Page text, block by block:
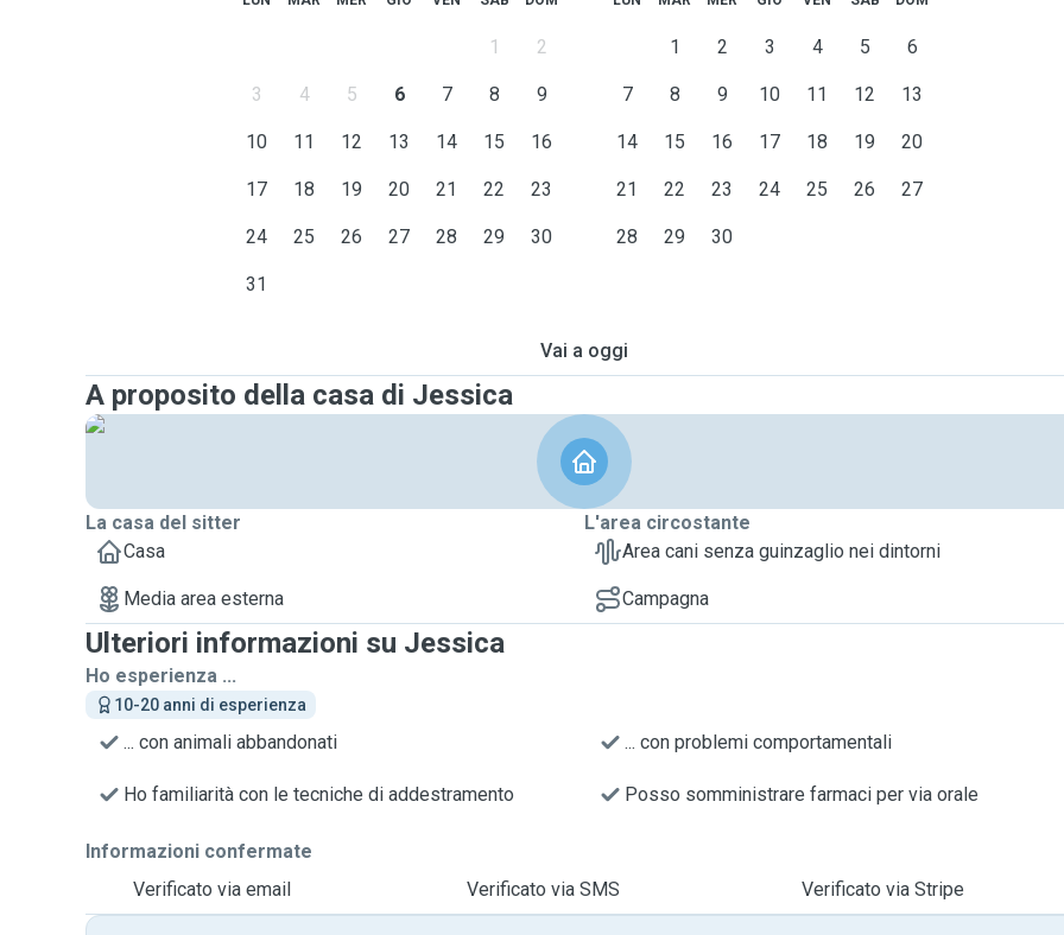
Per qualsiasi ulteriore informazione, senza impegno, non esitate a contattarmi.
1 2
3 4 5 6 7 8 9
10 11 12 13 14 15 16
17 18 19 20 21 22 23
24 25 26 27 28 29 30
31
1 2 3 4 5 6
7 8 9 10 11 12 13
14 15 16 17 18 19 20
21 22 23 24 25 26 27
28 29 30
Vai a oggi
A proposito della casa di Jessica
La casa del sitter
Casa
Media area esterna
L'area circostante
Area cani senza guinzaglio nei dintorni
Campagna
Ulteriori informazioni su Jessica
Ho esperienza ...
10-20 anni di esperienza
... con animali abbandonati ... con problemi comportamentali
Ho familiarità con le tecniche di addestramento Posso somministrare farmaci per via orale
Informazioni confermate
Verificato via email
Verificato via SMS Verificato via Stripe